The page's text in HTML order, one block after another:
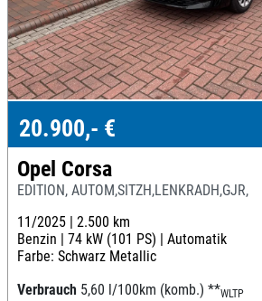
20.900,- €
Opel Corsa
EDITION, AUTOM,SITZH,LENKRADH,GJR,
11/2025 | 2.500 km
Benzin | 74 kW (101 PS) | Automatik
Farbe: Schwarz Metallic
Verbrauch 5,60 l/100km (komb.) **WLTP